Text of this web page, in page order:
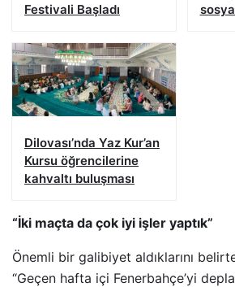
Festivali Başladı
Dilovası’nda Yaz Kur’an
Kursu öğrencilerine
kahvaltı buluşması
“İki maçta da çok iyi işler yaptık”
Önemli bir galibiyet aldıklarını
“Geçen hafta içi Fenerbahçe’yi